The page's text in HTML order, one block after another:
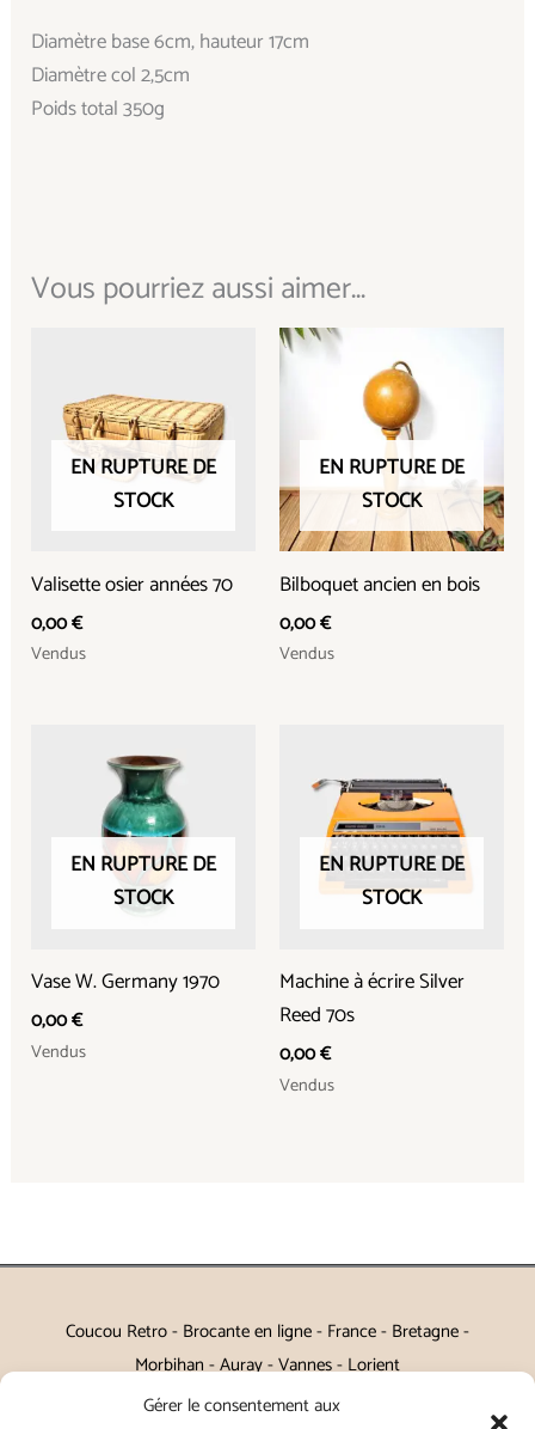
Gérer le consentement aux
Diamètre base 6cm, hauteur 17cm
Diamètre col 2,5cm
Poids total 350g
Vous pourriez aussi aimer...
EN RUPTURE DE
STOCK
Valisette osier années 70
0,00€
Vendus
EN RUPTURE DE
STOCK
Bilboquet ancien en bois
0,00€
Vendus
EN RUPTURE DE
STOCK
Vase W. Germany 1970
0,00€
Vendus
EN RUPTURE DE
STOCK
Machine à écrire Silver
Reed 70s
0,00€
Vendus
Coucou Retro - Brocante en ligne - France - Bretagne -
Morbihan - Auray - Vannes - Lorient